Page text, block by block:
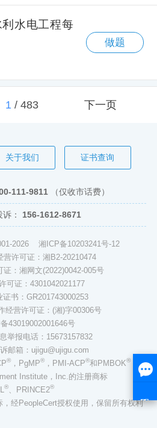
水电工程每
做题
1/ 483 下一页
关于我们 证书查询
111-9811 （仅收市话费）
： 156-1612-8671
2026 湘ICP备10203241号-12
营许可证：湘B2-20210474
证：湘网文(2022)0042-005号
可证：4301042021177
书：GR201743000253
经营许可证：(湘)字00306号
43019002001646号
举报电话：15673157832
邮箱：ujigu@ujigu.com
®，PgMP®，PMI-ACP®和PMBOK®
Institute，Inc.的注册商标
®、PRINCE2®
经PeopleCert授权使用，保留所有权利